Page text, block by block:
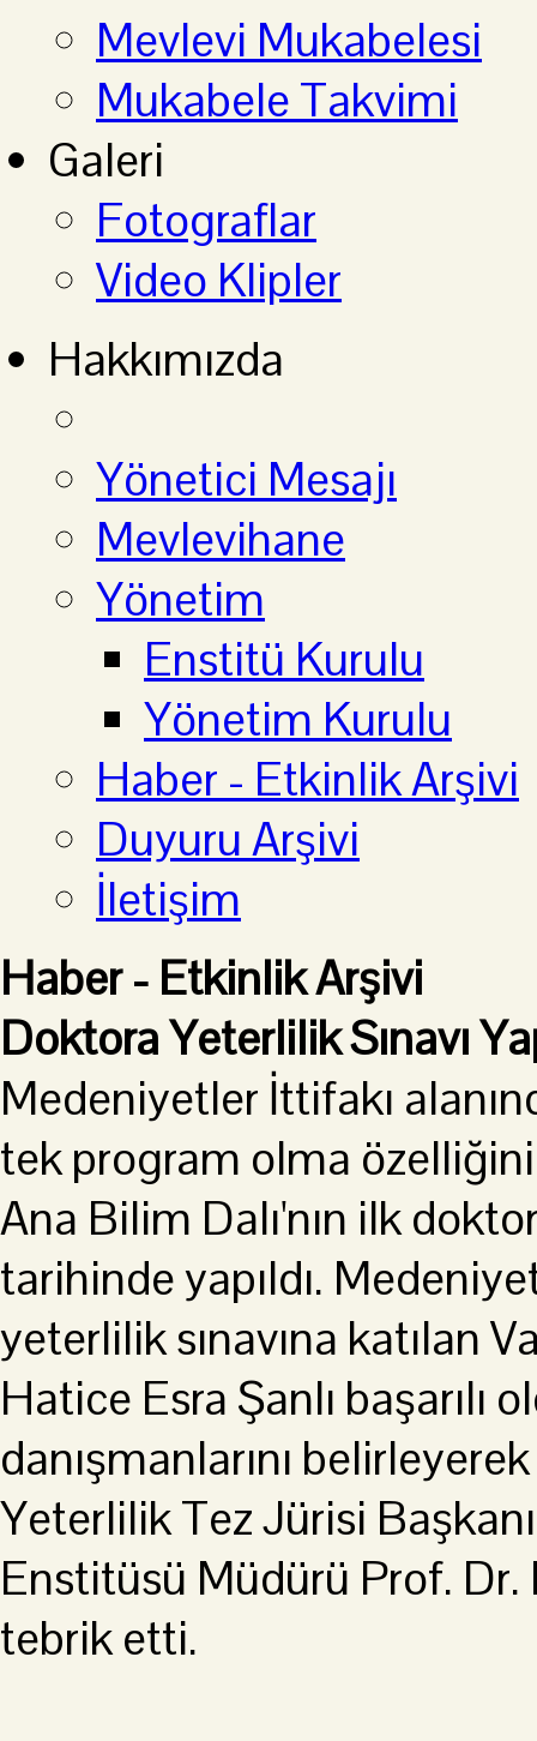
Mevlevi Mukabelesi
Mukabele Takvimi
Galeri
Fotograflar
Video Klipler
Hakkımızda
Yönetici Mesajı
Mevlevihane
Yönetim
Enstitü Kurulu
Yönetim Kurulu
Haber - Etkinlik Arşivi
Duyuru Arşivi
İletişim
Haber - Etkinlik Arşivi
Doktora Yeterlilik Sınavı
Medeniyetler İttifakı
tek program olma
Ana Bilim Dalı'nın ilk
tarihinde yapıldı.
yeterlilik sınavına katılan
Hatice Esra Şanlı
danışmanlarını
Yeterlilik Tez Jürisi
Enstitüsü Müdürü Prof.
tebrik etti.